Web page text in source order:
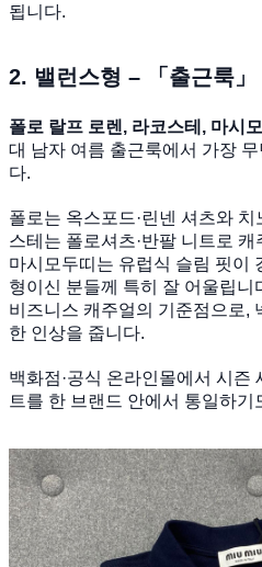
됩니다.
2. 밸런스형 – 「출근룩
폴로 랄프 로렌, 라코스테, 마시
대 남자 여름 출근룩에서 가장
다.
폴로는 옥스포드·린넨 셔츠와
스테는 폴로셔츠·반팔 니트로
마시모두띠는 유럽식 슬림 핏이
형이신 분들께 특히 잘 어울립니
비즈니스 캐주얼의 기준점으로,
한 인상을 줍니다.
백화점·공식 온라인몰에서 시즌
트를 한 브랜드 안에서 통일하기